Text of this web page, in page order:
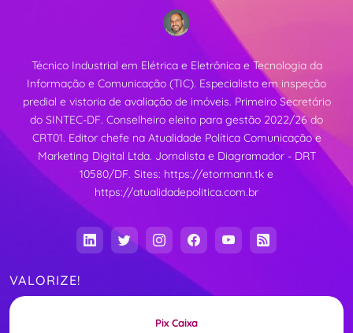
Técnico Industrial em Elétrica e Eletrônica e Tecnologia da
Informação e Comunicação (TIC). Especialista em inspeção
predial e vistoria de avaliação de imóveis. Primeiro Secretário
do SINTEC-DF. Conselheiro eleito para gestão 2022/26 do
CRT01. Editor chefe na Atualidade Política Comunicação e
Marketing Digital Ltda. Jornalista e Diagramador - DRT
10580/DF. Sites: https://etormann.tk e
https://atualidadepolitica.com.br
VALORIZE!
Pix Caixa